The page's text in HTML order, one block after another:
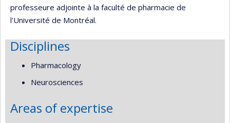
professeure adjointe à la faculté de pharmacie de
l'Université de Montréal.
Disciplines
Pharmacology
Neurosciences
Areas of expertise